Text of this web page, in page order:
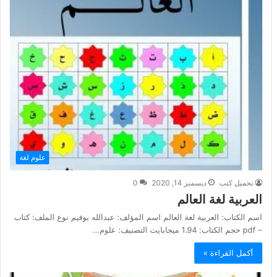
علوم لغة
تحميل كتب ديسمبر 14, 2020 0
العربية لغة العالم
اسم الكتاب: العربية لغة العالم اسم المؤلف: عبدالله بوفيم نوع الملف: كتاب
– pdf حجم الكتاب: 1.94 ميجابايت التصنيف: علوم…
أكمل القراءة »